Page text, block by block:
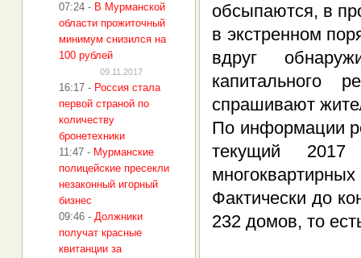
обсыпаются, в
в экстренном
вдруг
капитального
спрашивают
По информации
текущий
Фактически до
232 домов, то
07:24 - В Мурманской
области прожиточный
минимум снизился на
100 рублей
09.11.2017
16:17 - Россия стала
первой страной по
количеству
бронетехники
11:47 - Мурманские
полицейские пресекли
незаконный игорный
бизнес
09:46 - Должники
получат красные
квитанции за